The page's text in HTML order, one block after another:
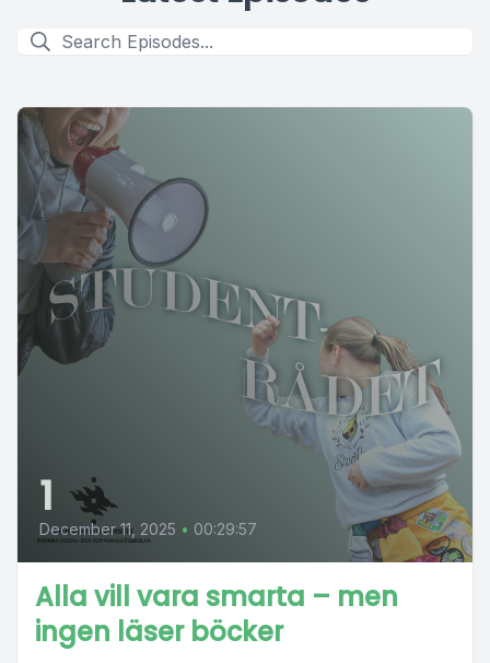
1
December 11, 2025 • 00:29:57
Alla vill vara smarta – men
ingen läser böcker